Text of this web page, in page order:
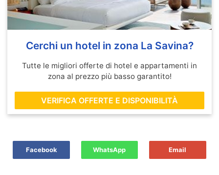
Cerchi un hotel in zona La Savina?
Tutte le migliori offerte di hotel e appartamenti in
zona al prezzo più basso garantito!
VERIFICA OFFERTE E DISPONIBILITÀ
Facebook WhatsApp Email